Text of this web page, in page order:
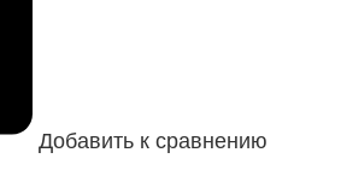
Добавить к сравнению